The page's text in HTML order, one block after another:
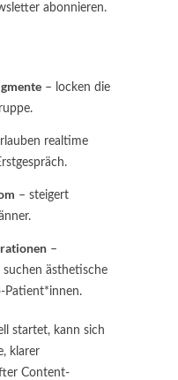
abonnieren.
– locken die
realtime
– steigert
–
ästhetische
Patient*innen.
startet, kann sich
klarer
Content-